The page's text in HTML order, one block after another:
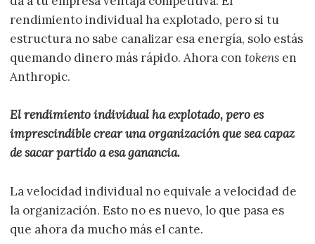
rendimiento individual ha explotado, pero si tu
estructura no sabe canalizar esa energía, solo estás
quemando dinero más rápido. Ahora contokens en
Anthropic.
El rendimiento individual ha explotado, pero es
imprescindible crear una organización que sea capaz
de sacar partido a esa ganancia.
La velocidad individual no equivale a velocidad de
la organización. Esto no es nuevo, lo que pasa es
que ahora da mucho más el cante.